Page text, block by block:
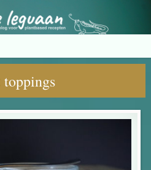
toppings